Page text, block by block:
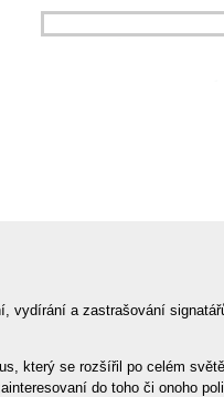
vydírání a zastrašování
který se rozšířil po celém
do toho či onoho